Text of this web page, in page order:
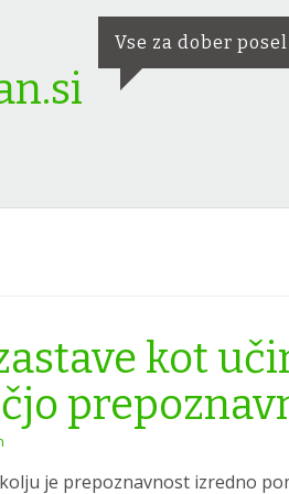
Vse za dober posel
kot
je prepoznavnost izredno